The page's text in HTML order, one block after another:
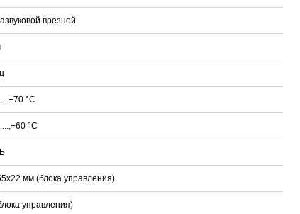
врезной
°С
°С
мм (блока управления)
управления)